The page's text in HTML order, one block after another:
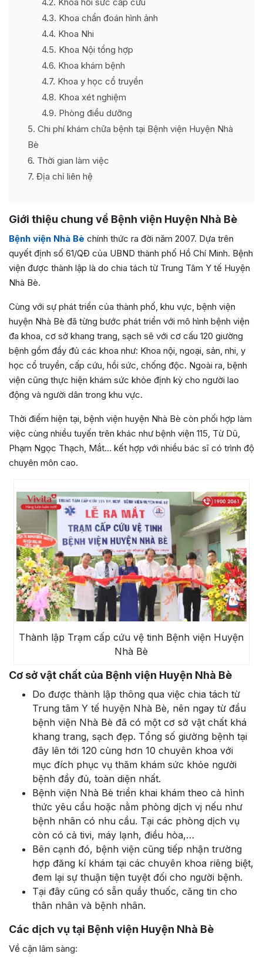
4.3 Khoa chẩn đoán hình ảnh
4.4 Khoa Nhi
4.5 Khoa Nội tổng hợp
4.6 Khoa khám bệnh
4.7 Khoa y học cổ truyền
4.8 Khoa xét nghiệm
4.9 Phòng điều dưỡng
5 Chi phí khám chữa bệnh tại Bệnh viện Huyện Nhà
Bè
6 Thời gian làm việc
7 Địa chỉ liên hệ
Giới thiệu chung về Bệnh viện Huyện Nhà Bè
Bệnh viện Nhà Bè chính thức ra đời năm 2007. Dựa trên
quyết định số 61/QĐ của UBND thành phố Hồ Chí Minh. Bệnh
viện được thành lập là do chia tách từ Trung Tâm Y tế Huyện
Nhà Bè.
Cùng với sự phát triển của thành phố, khu vực, bệnh viện
huyện Nhà Bè đã từng bước phát triển với mô hình bệnh viện
đa khoa, cơ sở khang trang, sạch sẽ với cơ cấu 120 giường
bệnh gồm đầy đủ các khoa như: Khoa nội, ngoại, sản, nhi, y
học cổ truyền, cấp cứu, hồi sức, chống độc. Ngoài ra, bệnh
viện cũng thực hiện khám sức khỏe định kỳ cho người lao
động và người dân trong khu vực.
Thời điểm hiện tại, bệnh viện huyện Nhà Bè còn phối hợp làm
việc cùng nhiều tuyến trên khác như bệnh viện 115, Từ Dũ,
Phạm Ngọc Thạch, Mắt… kết hợp với nhiều bác sĩ có trình độ
chuyên môn cao.
Thành lập Trạm cấp cứu vệ tinh Bệnh viện Huyện
Nhà Bè
Cơ sở vật chất của Bệnh viện Huyện Nhà Bè
Do được thành lập thông qua việc chia tách từ
Trung tâm Y tế huyện Nhà Bè, nên ngay từ đầu
bệnh viện Nhà Bè đã có một cơ sở vật chất khá
khang trang, sạch đẹp. Tổng số giường bệnh tại
đây lên tới 120 cùng hơn 10 chuyên khoa với
mục đích phục vụ thăm khám sức khỏe người
bệnh đầy đủ, toàn diện nhất.
Bệnh viện Nhà Bè triển khai khám theo cả hình
thức yêu cầu hoặc nằm phòng dịch vj nếu như
bệnh nhân có nhu cầu. Tại các phòng dịch vụ
còn có cả tivi, máy lạnh, điều hòa,…
Bên cạnh đó, bệnh viện cũng tiếp nhận trường
hợp đăng kí khám tại các chuyên khoa riêng biệt,
đem lại sự thuận tiện tuyệt đối cho người bệnh.
Tại đây cũng có sẵn quầy thuốc, căng tin cho
thân nhân và bệnh nhân.
Các dịch vụ tại Bệnh viện Huyện Nhà Bè
Về cận lâm sàng: